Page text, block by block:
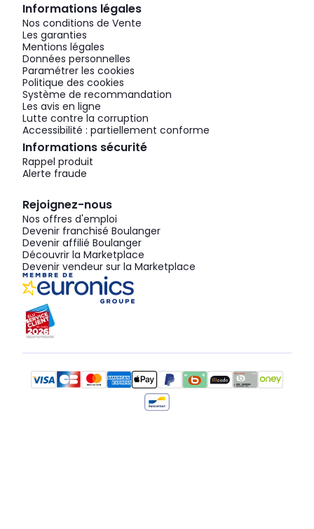
Informations légales
Nos conditions de Vente
Les garanties
Mentions légales
Données personnelles
Paramétrer les cookies
Politique des cookies
Système de recommandation
Les avis en ligne
Lutte contre la corruption
Accessibilité : partiellement conforme
Informations sécurité
Rappel produit
Alerte fraude
Rejoignez-nous
Nos offres d'emploi
Devenir franchisé Boulanger
Devenir affilié Boulanger
Découvrir la Marketplace
Devenir vendeur sur la Marketplace